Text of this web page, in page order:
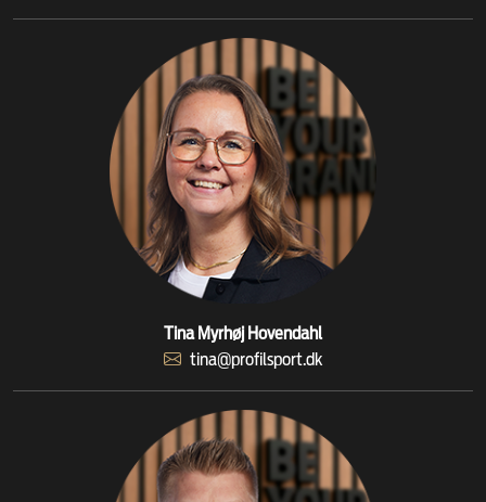
Tina Myrhøj Hovendahl
tina@profilsport.dk